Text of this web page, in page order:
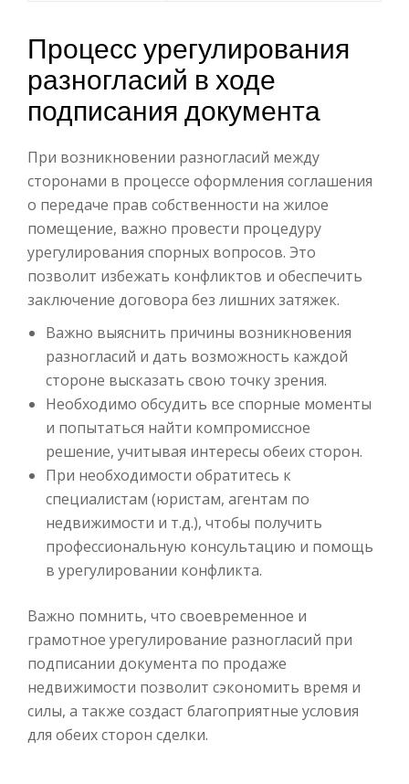
Процесс урегулирования
разногласий в ходе
подписания документа
При возникновении разногласий между
сторонами в процессе оформления соглашения
о передаче прав собственности на жилое
помещение, важно провести процедуру
урегулирования спорных вопросов. Это
позволит избежать конфликтов и обеспечить
заключение договора без лишних затяжек.
Важно выяснить причины возникновения
разногласий и дать возможность каждой
стороне высказать свою точку зрения.
Необходимо обсудить все спорные моменты
и попытаться найти компромиссное
решение, учитывая интересы обеих сторон.
При необходимости обратитесь к
специалистам (юристам, агентам по
недвижимости и т.д.), чтобы получить
профессиональную консультацию и помощь
в урегулировании конфликта.
Важно помнить, что своевременное и
грамотное урегулирование разногласий при
подписании документа по продаже
недвижимости позволит сэкономить время и
силы, а также создаст благоприятные условия
для обеих сторон сделки.